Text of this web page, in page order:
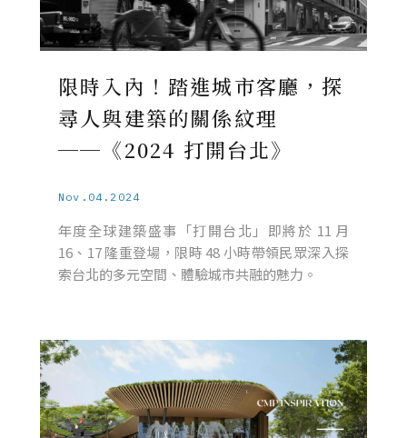
限時入內！踏進城市客廳，探
尋人與建築的關係紋理
──《2024 打開台北》
Nov.04.2024
年度全球建築盛事「打開台北」即將於 11 月
16、17 隆重登場，限時 48 小時帶領民眾深入探
索台北的多元空間、體驗城市共融的魅力。